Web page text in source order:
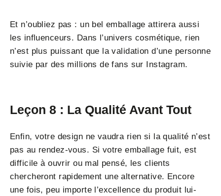
Et n’oubliez pas : un bel emballage attirera aussi
les influenceurs. Dans l’univers cosmétique, rien
n’est plus puissant que la validation d’une personne
suivie par des millions de fans sur Instagram.
Leçon 8 : La Qualité Avant Tout
Enfin, votre design ne vaudra rien si la qualité n’est
pas au rendez-vous. Si votre emballage fuit, est
difficile à ouvrir ou mal pensé, les clients
chercheront rapidement une alternative. Encore
une fois, peu importe l’excellence du produit lui-